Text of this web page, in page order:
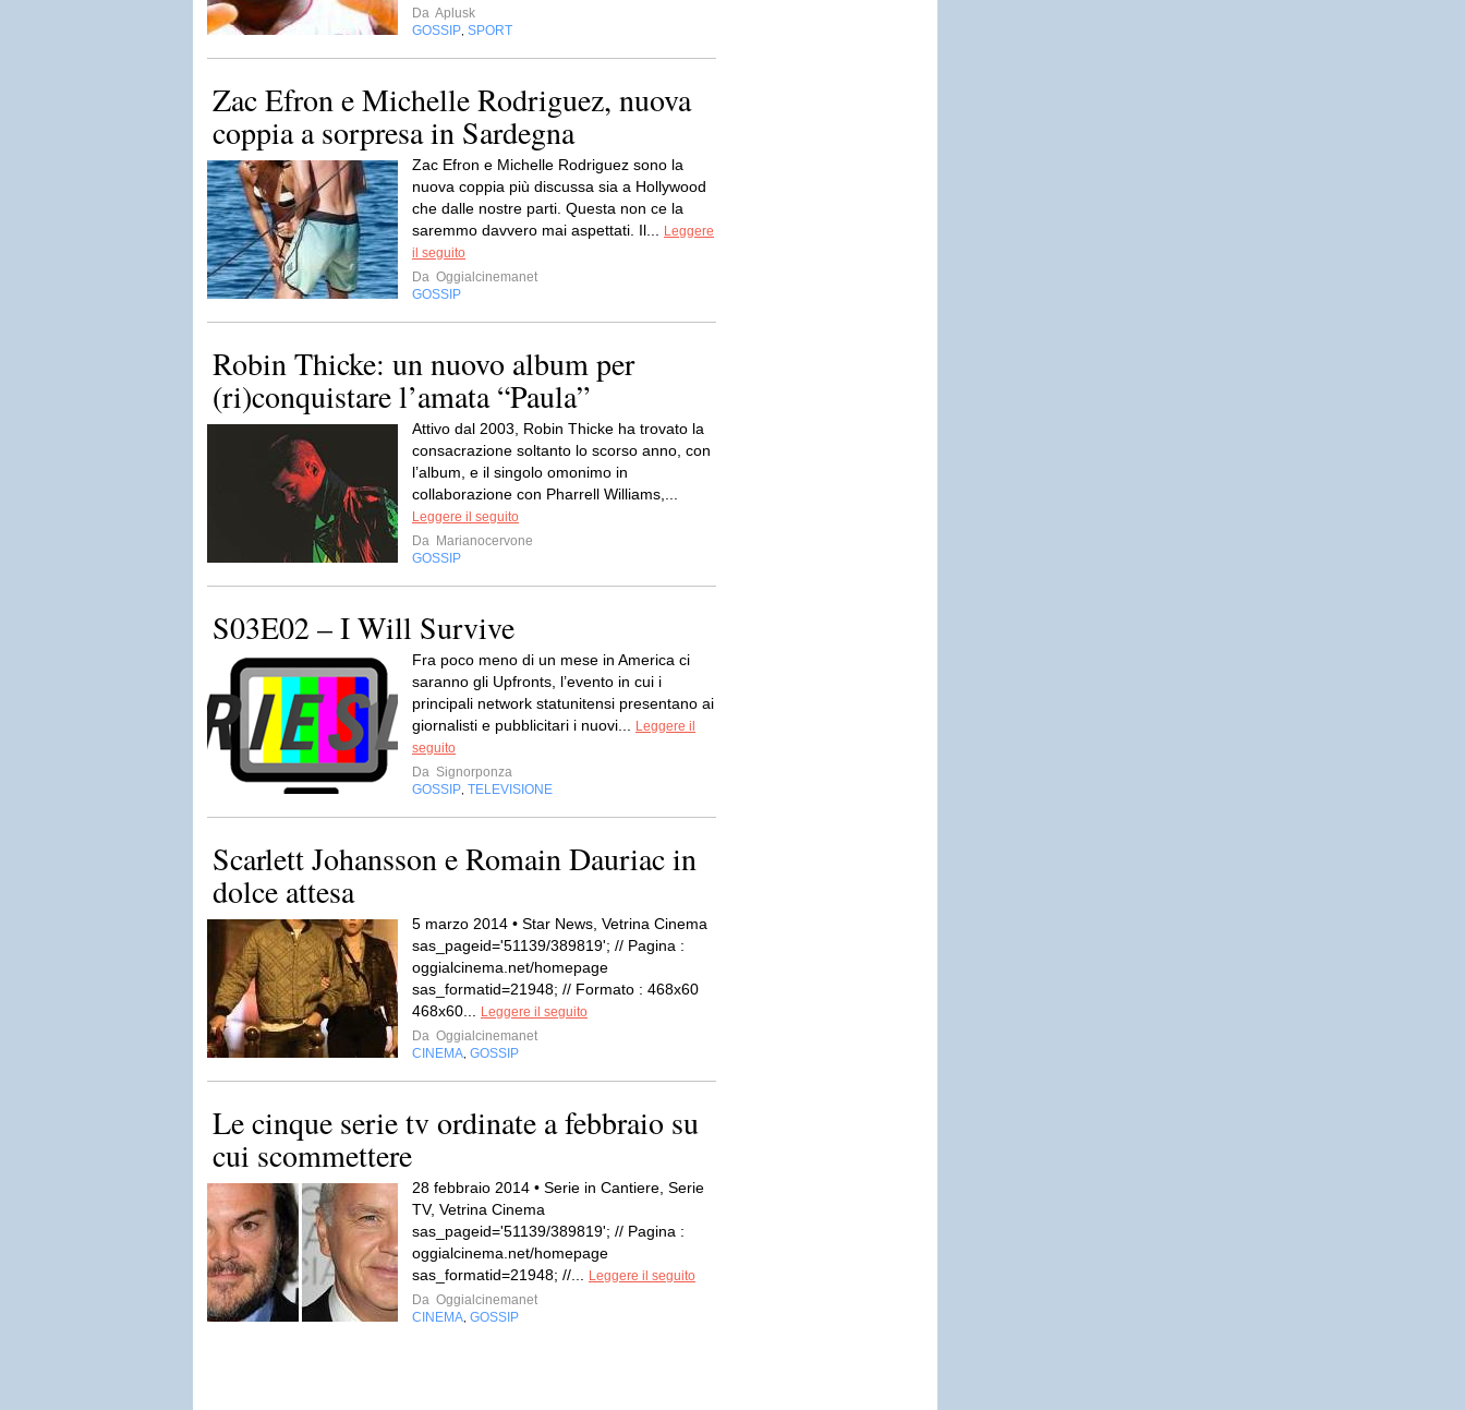
Da Aplusk
GOSSIP SPORT
Zac Efron e Michelle Rodriguez, nuova
coppia a sorpresa in Sardegna
Zac Efron e Michelle Rodriguez sono la
nuova coppia più discussa sia a Hollywood
che dalle nostre parti. Questa non ce la
saremmo davvero mai aspettati. Il...
Leggere
il seguito
Da Oggialcinemanet
GOSSIP
Robin Thicke: un nuovo album per
(ri)conquistare l’amata “Paula”
Attivo dal 2003, Robin Thicke ha trovato la
consacrazione soltanto lo scorso anno, con
l’album, e il singolo omonimo in
collaborazione con Pharrell Williams,...
Leggere il seguito
Da Marianocervone
GOSSIP
S03E02 – I Will Survive
Fra poco meno di un mese in America ci
saranno gli Upfronts, l’evento in cui i
principali network statunitensi presentano ai
giornalisti e pubblicitari i nuovi...
Leggere il
seguito
Da Signorponza
GOSSIP TELEVISIONE
Scarlett Johansson e Romain Dauriac in
dolce attesa
5 marzo 2014 • Star News, Vetrina Cinema
sas_pageid='51139/389819'; // Pagina :
oggialcinema.net/homepage
sas_formatid=21948; // Formato : 468x60
468x60...
Leggere il seguito
Da Oggialcinemanet
CINEMA GOSSIP
Le cinque serie tv ordinate a febbraio su
cui scommettere
28 febbraio 2014 • Serie in Cantiere, Serie
TV, Vetrina Cinema
sas_pageid='51139/389819'; // Pagina :
oggialcinema.net/homepage
sas_formatid=21948; //...
Leggere il seguito
Da Oggialcinemanet
CINEMA GOSSIP